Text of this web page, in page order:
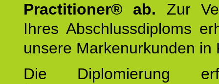
Practitioner® ab. Zur
Ihres Abschlussdiploms
unsere Markenurkunden in
Die Diplomierung